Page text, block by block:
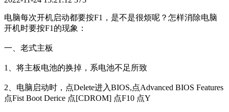
电脑每次开机启动都要按F1，是不是很烦呢？怎样消除电脑
开机时要按F1的现象：
一、老式主板
1、将主板电池的换掉，系电池不足所致
2、电脑启动时，点Delete进入BIOS,点Advanced BIOS Features
点Fist Boot Derice 点[CDROM] 点F10 点Y